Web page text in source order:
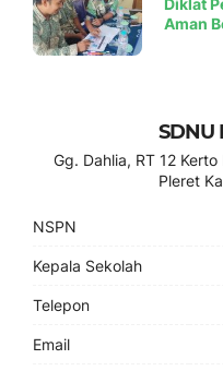
Diklat
Aman
SDNU
Gg. Dahlia, RT 12
Pleret
NSPN
Kepala Sekolah
Telepon
Email